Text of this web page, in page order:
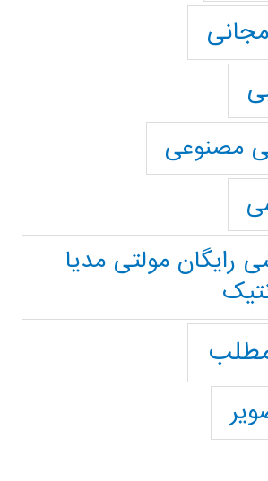
مصنوعی
رایگان مولتی مدیا
مطلب